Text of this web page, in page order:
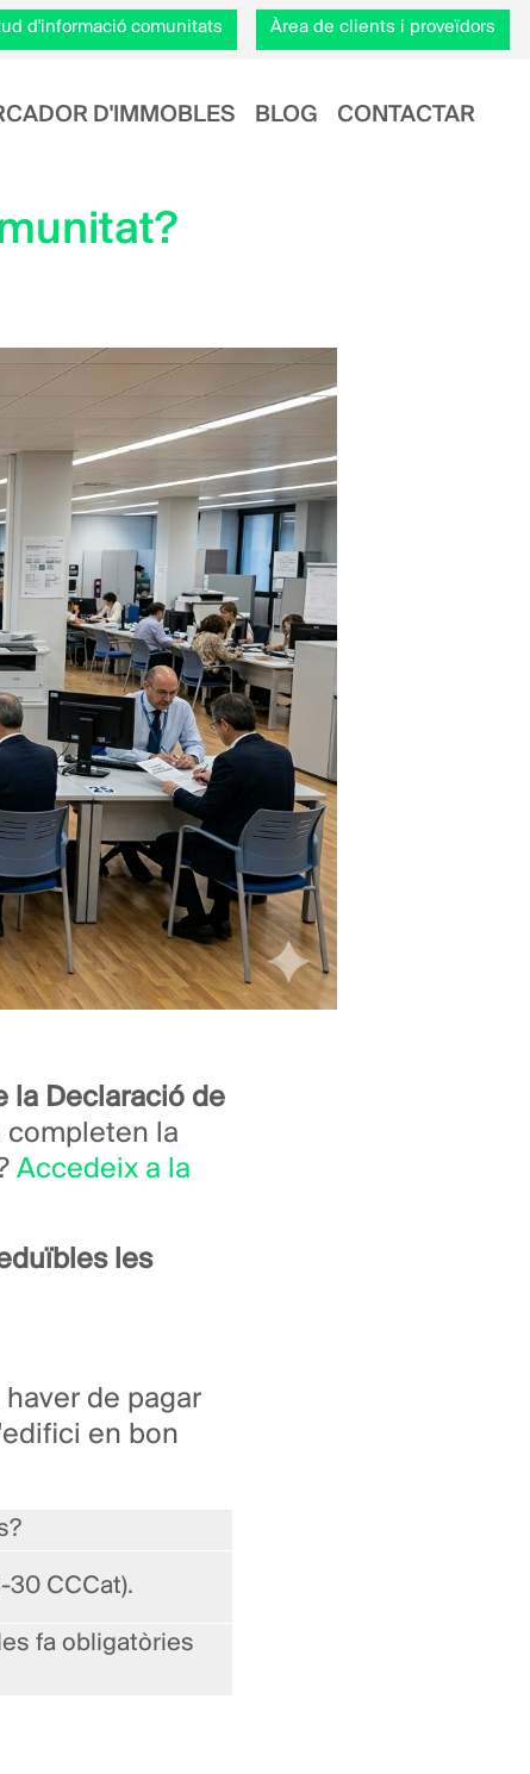
d'informació comunitats Àrea de clients i proveïdors
D'IMMOBLES BLOG CONTACTAR
la Declaració de
completen la
Accedeix a la
les
de pagar
en bon
30 CCCat).
fa obligatòries